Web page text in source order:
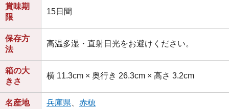
賞味期
限
15日間
保存方
法
高温多湿・直射日光をお避けください。
箱の大
きさ
横 11.3cm × 奥行き 26.3cm × 高さ 3.2cm
名産地 兵庫県 赤穂